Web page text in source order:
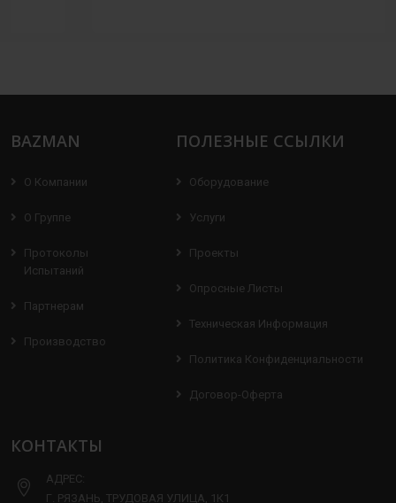
BAZMAN
О Компании
О Группе
Протоколы
Испытаний
Партнерам
Производство
ПОЛЕЗНЫЕ ССЫЛКИ
Оборудование
Услуги
Проекты
Опросные Листы
Техническая Информация
Политика Конфиденциальности
Договор-Оферта
КОНТАКТЫ
АДРЕС:
Г. РЯЗАНЬ, ТРУДОВАЯ УЛИЦА, 1К1